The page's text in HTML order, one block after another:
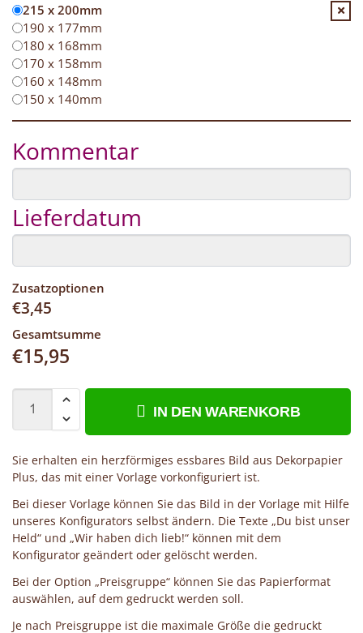
215 x 200mm
190 x 177mm
180 x 168mm
170 x 158mm
160 x 148mm
150 x 140mm
Kommentar
Lieferdatum
Zusatzoptionen
€3,45
Gesamtsumme
€15,95
IN DEN WARENKORB
Sie erhalten ein herzförmiges essbares Bild aus Dekorpapier
Plus, das mit einer Vorlage vorkonfiguriert ist.
Bei dieser Vorlage können Sie das Bild in der Vorlage mit Hilfe
unseres Konfigurators selbst ändern. Die Texte „Du bist unser
Held“ und „Wir haben dich lieb!“ können mit dem
Konfigurator geändert oder gelöscht werden.
Bei der Option „Preisgruppe“ können Sie das Papierformat
auswählen, auf dem gedruckt werden soll.
Je nach Preisgruppe ist die maximale Größe die gedruckt